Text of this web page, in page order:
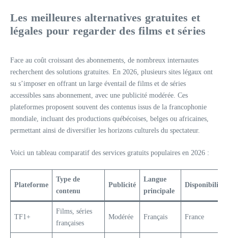
Les meilleures alternatives gratuites et
légales pour regarder des films et séries
Face au coût croissant des abonnements, de nombreux internautes
recherchent des solutions gratuites. En 2026, plusieurs sites légaux ont
su s’imposer en offrant un large éventail de films et de séries
accessibles sans abonnement, avec une publicité modérée. Ces
plateformes proposent souvent des contenus issus de la francophonie
mondiale, incluant des productions québécoises, belges ou africaines,
permettant ainsi de diversifier les horizons culturels du spectateur.
Voici un tableau comparatif des services gratuits populaires en 2026 :
Plateforme
Type de
contenu
Publicité
Langue
principale
Disponibilité
TF1+
Films, séries
françaises
Modérée Français France